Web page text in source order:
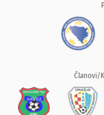
Članovi/